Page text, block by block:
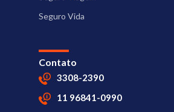
Seguro Vida
Contato
3308-2390
11 96841-0990